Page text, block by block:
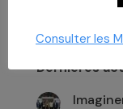
Dernières
Consulter les